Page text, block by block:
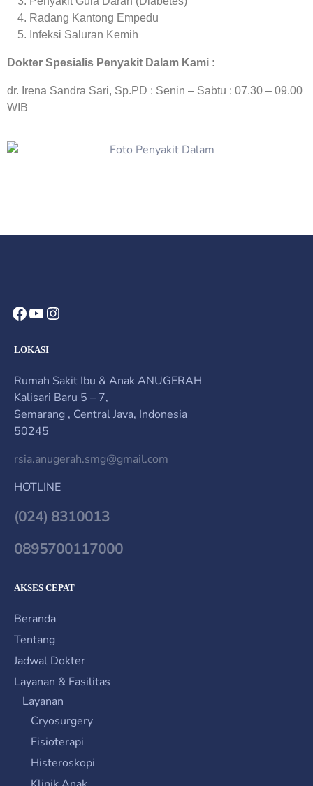
Radang Kantong Empedu
Infeksi Saluran Kemih
Dokter Spesialis Penyakit Dalam Kami :
dr. Irena Sandra Sari, Sp.PD : Senin – Sabtu : 07.30 – 09.00
WIB
LOKASI
Rumah Sakit Ibu & Anak ANUGERAH
Kalisari Baru 5 – 7,
Semarang , Central Java, Indonesia
50245
rsia.anugerah.smg@gmail.com
HOTLINE
(024) 8310013
0895700117000
AKSES CEPAT
Beranda
Tentang
Jadwal Dokter
Layanan & Fasilitas
Layanan
Cryosurgery
Fisioterapi
Histeroskopi